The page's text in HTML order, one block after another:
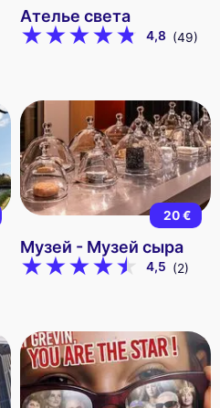
Ателье света
4,8 (49)
20 €
Музей - Музей сыра
4,5 (2)